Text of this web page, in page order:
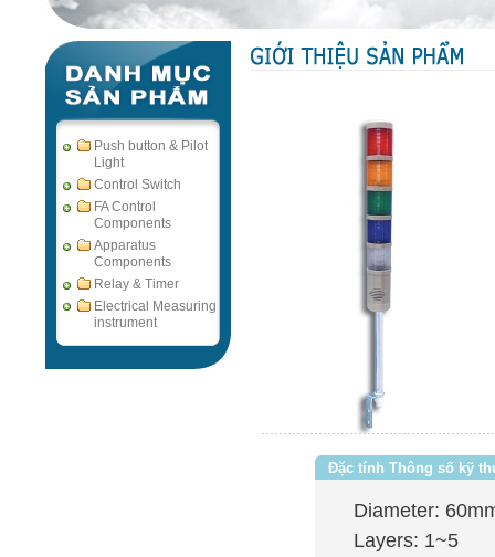
Push button & Pilot
Light
Control Switch
FA Control
Components
Apparatus
Components
Relay & Timer
Electrical Measuring
instrument
Đặc tính Thông số kỹ
Diameter:
Layers: 1~5